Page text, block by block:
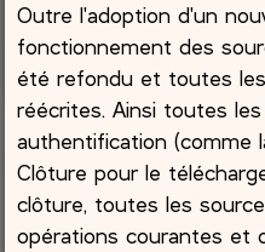
Outre l'adoption d'un
fonctionnement des
été refondu et toutes
réécrites. Ainsi toutes
authentification (comme
Clôture pour le
clôture, toutes les
opérations courantes et